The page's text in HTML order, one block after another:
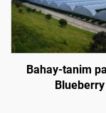
Bahay-tanim
Blueberry